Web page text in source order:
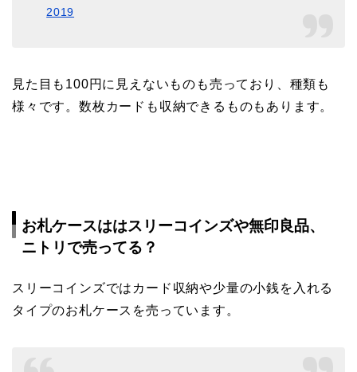
2019
見た目も100円に見えないものも売っており、種類も
様々です。数枚カードも収納できるものもあります。
お札ケースははスリーコインズや無印良品、
ニトリで売ってる？
スリーコインズではカード収納や少量の小銭を入れる
タイプのお札ケースを売っています。